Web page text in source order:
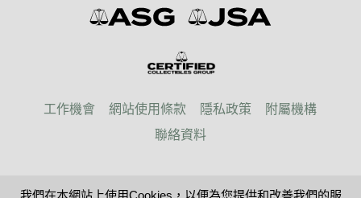
工作機會 網站使用條款 隱私政策
附屬機構
聯絡資料
© 2026 Paper Money Guaranty
我們在本網站上使用Cookies，以便為您提供和改善我們的服